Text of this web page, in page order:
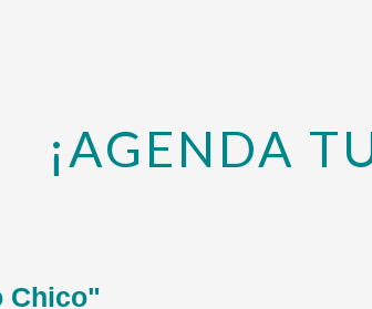
¡AGENDA
Chico"